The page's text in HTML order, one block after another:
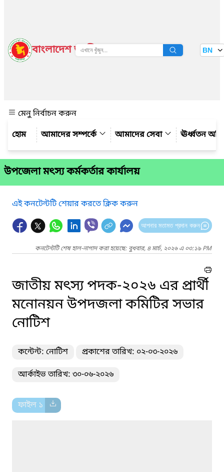
বাংলাদেশ জাতীয় তথ্য বাতায়ন BN
মেনু নির্বাচন করুন
আমাদের সম্পর্কে
আমাদের সেবা ঊর্ধ্বতন
উপজেলা মৎস্য কর্মকর্তার কার্যালয়
এই কনটেন্টটি শেয়ার করতে ক্লিক করুন
আপনার মতামত প্রদান করুন
কনটেন্টটি শেষ হাল-নাগাদ করা হয়েছে: বুধবার, ৪ মার্চ, ২০২৬ এ ০৩:১৯ PM
জাতীয় মৎস্য পদক-২০২৬ এর প্রার্থী
মনোনয়ন উপদজলা কমিটির সভার
নোটিশ
কন্টেন্ট: নোটিশ প্রকাশের তারিখ: ০২-০৩-২০২৬
আর্কাইভ তারিখ: ৩০-০৬-২০২৬
ফাইল ১